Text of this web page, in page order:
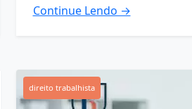
Continue Lendo →
direito trabalhista